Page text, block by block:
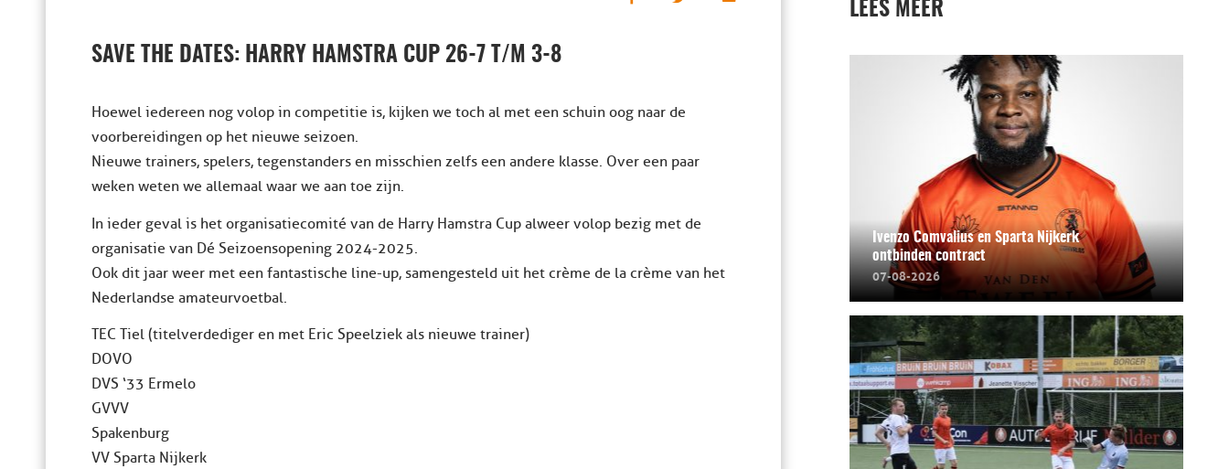
SAVE THE DATES: HARRY HAMSTRA CUP 26-7 T/M 3-8
Hoewel iedereen nog volop in competitie is, kijken we toch al met een schuin oog naar de
voorbereidingen op het nieuwe seizoen.
Nieuwe trainers, spelers, tegenstanders en misschien zelfs een andere klasse. Over een paar
weken weten we allemaal waar we aan toe zijn.
In ieder geval is het organisatiecomité van de Harry Hamstra Cup alweer volop bezig met de
organisatie van Dé Seizoensopening 2024-2025.
Ook dit jaar weer met een fantastische line-up, samengesteld uit het crème de la crème van het
Nederlandse amateurvoetbal.
TEC Tiel (titelverdediger en met Eric Speelziek als nieuwe trainer)
DOVO
DVS ‘33 Ermelo
GVVV
Spakenburg
VV Sparta Nijkerk
LEES MEER
Ivenzo Comvalius en Sparta Nijkerk
ontbinden contract
07-08-2026